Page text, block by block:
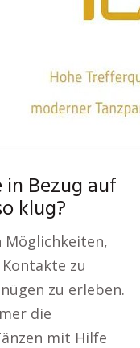
Bezug auf
klug?
Möglichkeiten,
zu
zu erleben.
die
mit Hilfe